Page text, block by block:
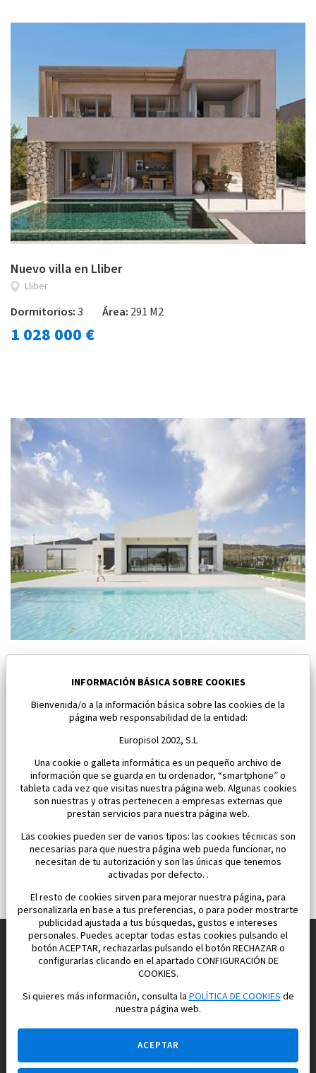
Nuevo villa en Lliber
Lliber
Dormitorios:3 Área: 291 M2
1 028 000 €
Baños y Mendigo
Dormitorios:4 Área:195 M2
964 000 €
Construimos y vendemos propiedades
para su vida feliz en España
INFORMACIÓN BÁSICA SOBRE COOKIES
Bienvenida/o a la información básica sobre las cookies de la
página web responsabilidad de la entidad:
Europisol 2002, S.L
Una cookie o galleta informática es un pequeño archivo de
información que se guarda en tu ordenador, “smartphone” o
tableta cada vez que visitas nuestra página web. Algunas cookies
son nuestras y otras pertenecen a empresas externas que
prestan servicios para nuestra página web.
Las cookies pueden ser de varios tipos: las cookies técnicas son
necesarias para que nuestra página web pueda funcionar, no
necesitan de tu autorización y son las únicas que tenemos
activadas por defecto. .
El resto de cookies sirven para mejorar nuestra página, para
personalizarla en base a tus preferencias, o para poder mostrarte
publicidad ajustada a tus búsquedas, gustos e intereses
personales. Puedes aceptar todas estas cookies pulsando el
botón ACEPTAR, rechazarlas pulsando el botón RECHAZAR o
configurarlas clicando en el apartado CONFIGURACIÓN DE
COOKIES.
Si quieres más información, consulta laPOLÍTICA DE COOKIESde
nuestra página web.
ACEPTAR